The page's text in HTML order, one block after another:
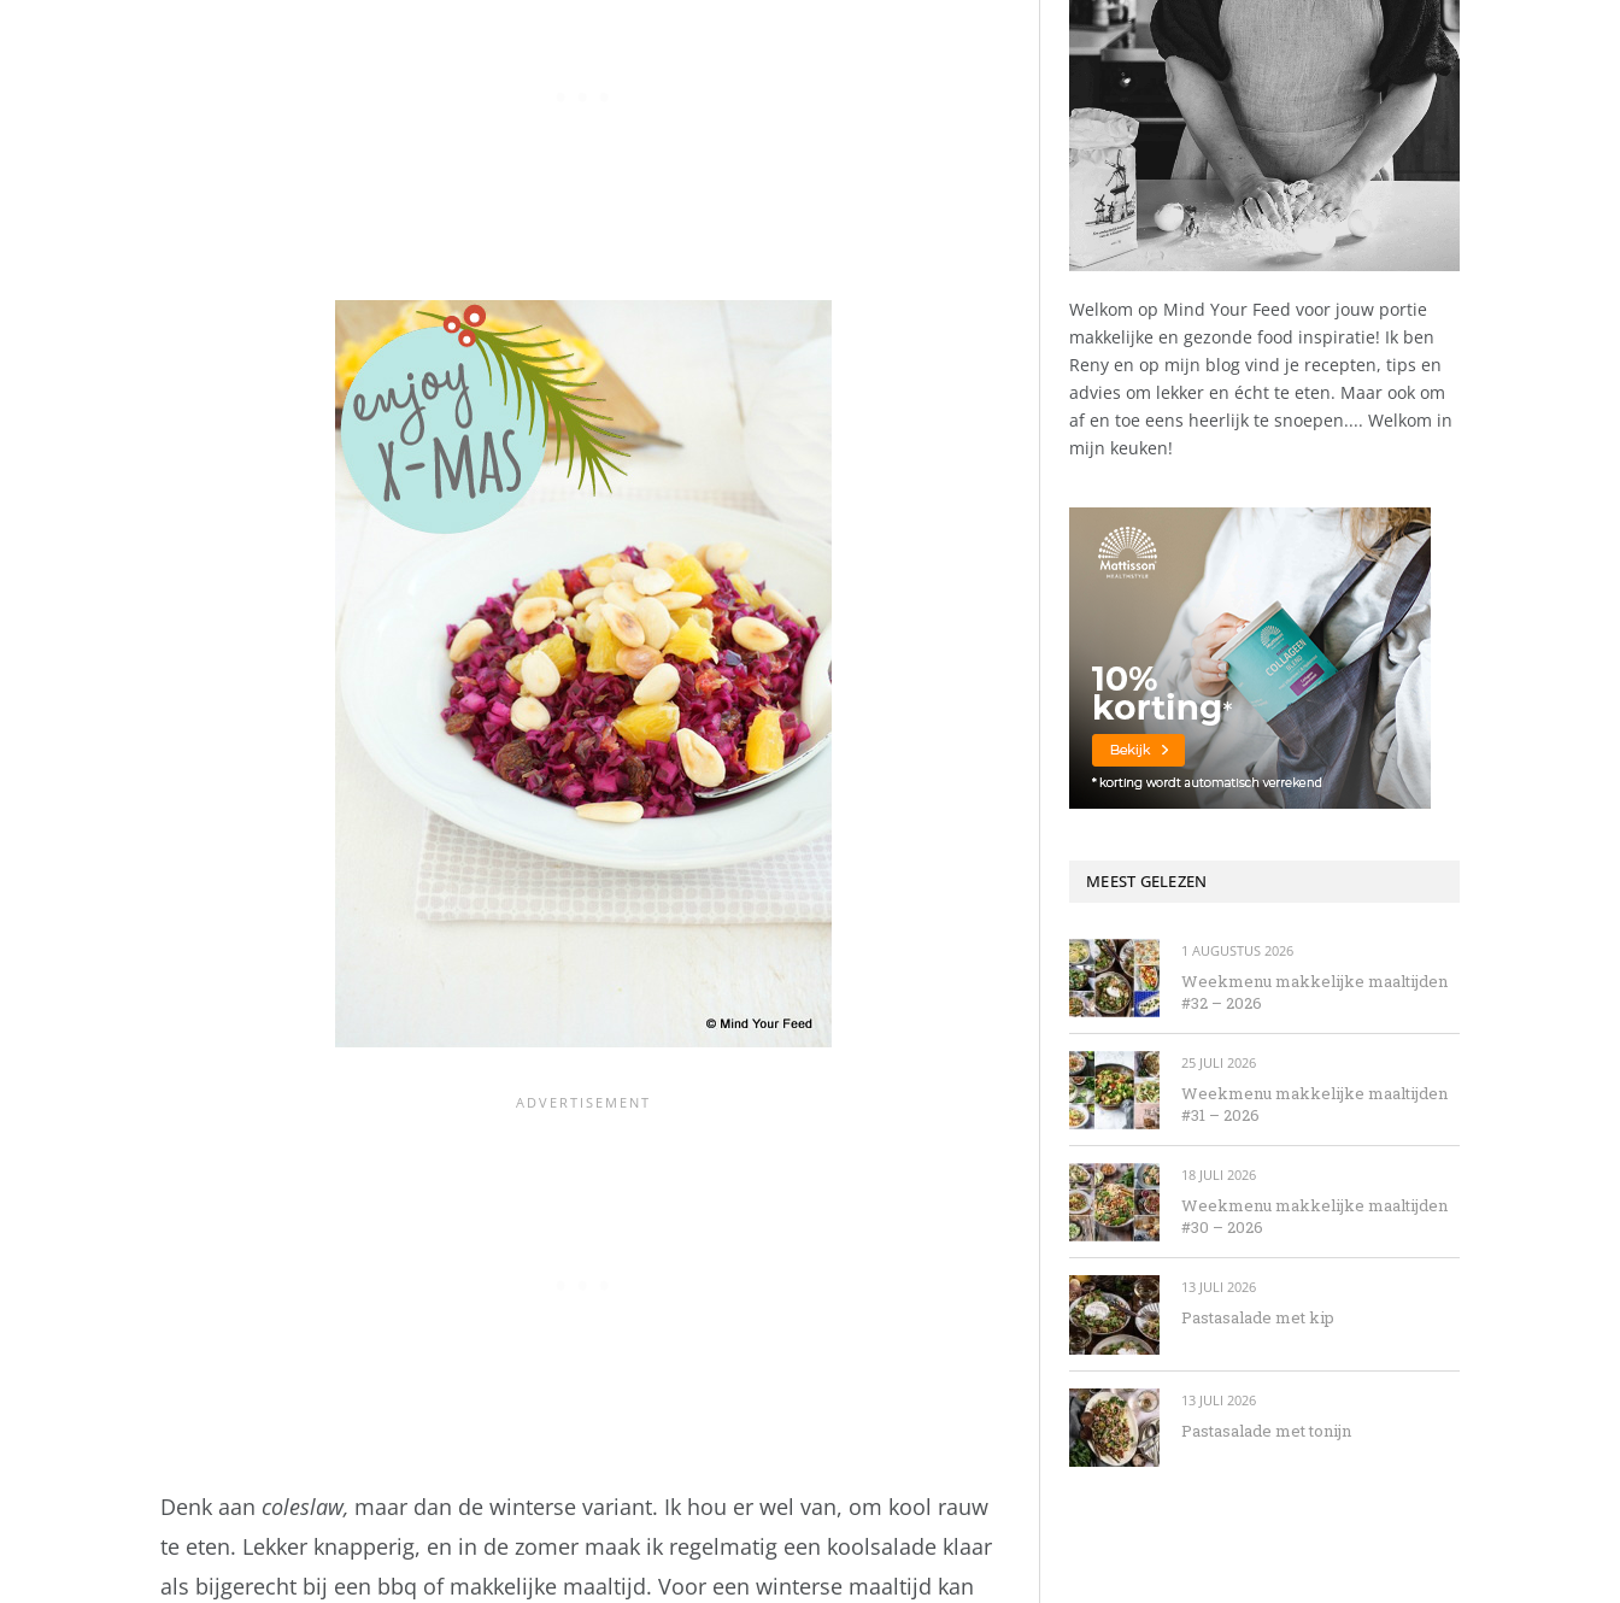
Denk aan coleslaw, maar dan de winterse variant. Ik hou er wel van, om kool rauw
te eten. Lekker knapperig, en in de zomer maak ik regelmatig een koolsalade klaar
als bijgerecht bij een bbq of makkelijke maaltijd. Voor een winterse maaltijd kan
Welkom op Mind Your Feed voor jouw portie
makkelijke en gezonde food inspiratie! Ik ben
Reny en op mijn blog vind je recepten, tips en
advies om lekker en écht te eten. Maar ook om
af en toe eens heerlijk te snoepen.... Welkom in
mijn keuken!
MEEST GELEZEN
1 AUGUSTUS 2026
Weekmenu makkelijke maaltijden
#32 – 2026
25 JULI 2026
Weekmenu makkelijke maaltijden
#31 – 2026
18 JULI 2026
Weekmenu makkelijke maaltijden
#30 – 2026
13 JULI 2026
Pastasalade met kip
13 JULI 2026
Pastasalade met tonijn